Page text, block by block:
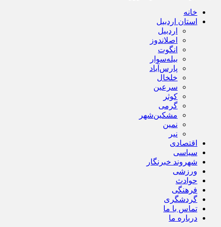
خانه
استان اردبیل
اردبیل
اصلاندوز
انگوت
بیله‌سوار
پارس‌آباد
خلخال
سرعین
کوثر
گرمی
مشکین‌شهر
نمین
نیر
اقتصادی
سیاسی
شهروند خبرنگار
ورزشی
حوادث
فرهنگی
گردشگری
تماس با ما
درباره ما